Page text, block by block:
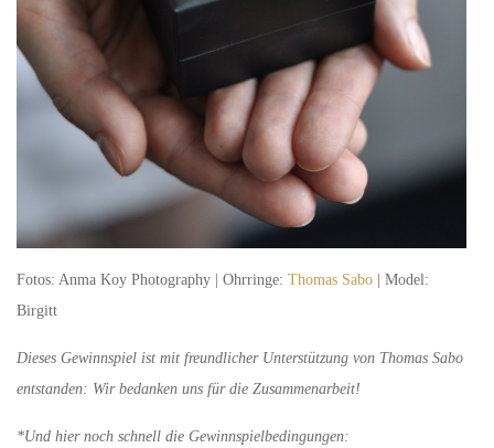
Fotos: Anma Koy Photography | Ohrringe: Thomas Sabo | Model:
Birgitt
Dieses Gewinnspiel ist mit freundlicher Unterstützung von Thomas Sabo
entstanden: Wir bedanken uns für die Zusammenarbeit!
*Und hier noch schnell die Gewinnspielbedingungen: